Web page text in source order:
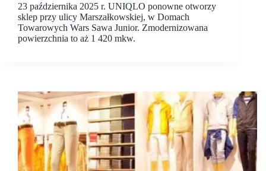
23 października 2025 r. UNIQLO ponowne otworzy
sklep przy ulicy Marszałkowskiej, w Domach
Towarowych Wars Sawa Junior. Zmodernizowana
powierzchnia to aż 1 420 mkw.